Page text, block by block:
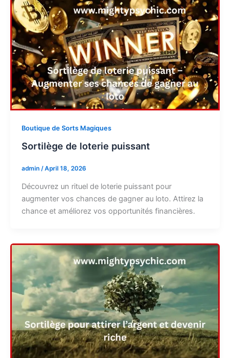
Boutique de Sorts Magiques
Sortilège de loterie puissant
admin /April 18, 2026
Découvrez un rituel de loterie puissant pour
augmenter vos chances de gagner au loto. Attirez la
chance et améliorez vos opportunités financières.